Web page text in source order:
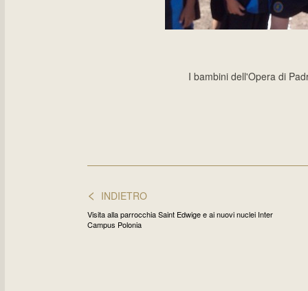
I bambini dell'Opera di
< INDIETRO
Visita alla parrocchia Saint Edwige e ai nuovi nuclei Inter
Campus Polonia